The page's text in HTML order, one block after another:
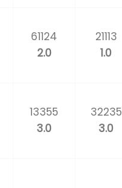
61124
2.0
21113
1.0
13355
3.0
32235
3.0